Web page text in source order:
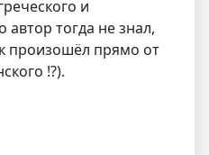
и
автор тогда не знал,
произошёл прямо от
!?).